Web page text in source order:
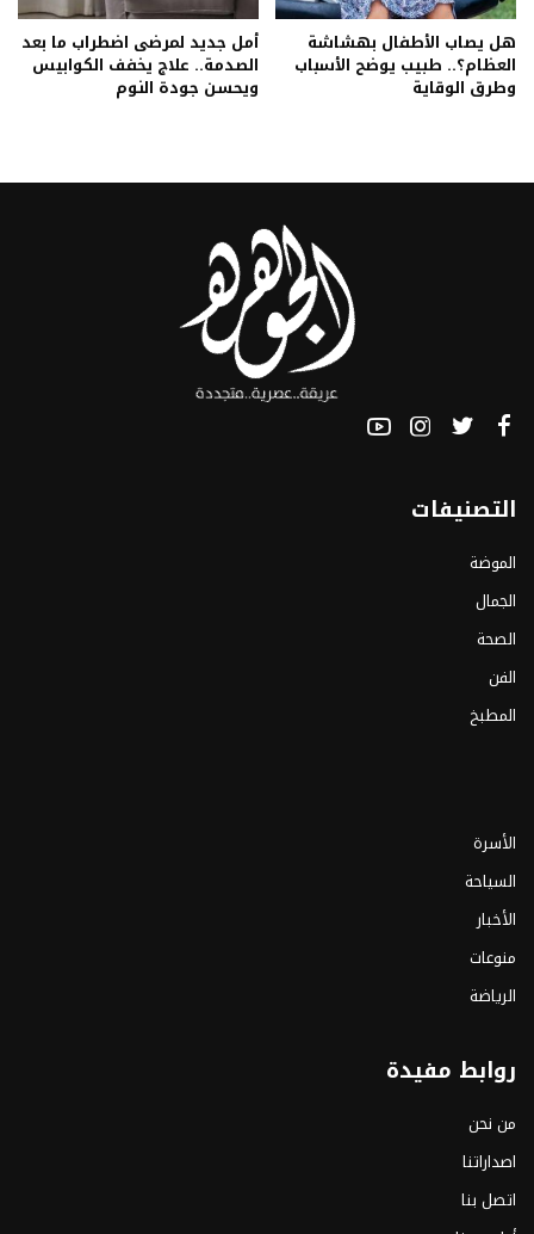
هل يصاب الأطفال بهشاشة
العظام؟.. طبيب يوضح الأسباب
وطرق الوقاية
أمل جديد لمرضى اضطراب ما بعد
الصدمة.. علاج يخفف الكوابيس
ويحسن جودة النوم
التصنيفات
الموضة
الجمال
الصحة
الفن
المطبخ
الأسرة
السياحة
الأخبار
منوعات
الرياضة
روابط مفيدة
من نحن
اصداراتنا
اتصل بنا